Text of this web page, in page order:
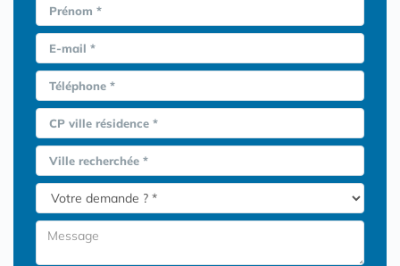
Prénom *
E-mail *
Téléphone *
CP ville résidence *
Ville recherchée *